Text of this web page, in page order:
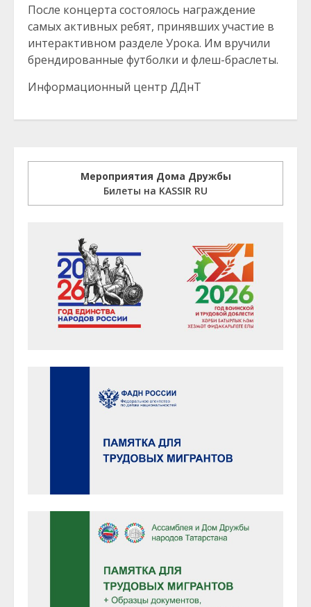
После концерта состоялось награждение
самых активных ребят, принявших участие в
интерактивном разделе Урока. Им вручили
брендированные футболки и флеш-браслеты.
Информационный центр ДДнТ
Мероприятия Дома Дружбы
Билеты на KASSIR RU